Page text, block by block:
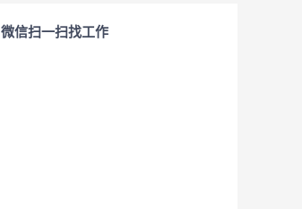
微信扫一扫找工作